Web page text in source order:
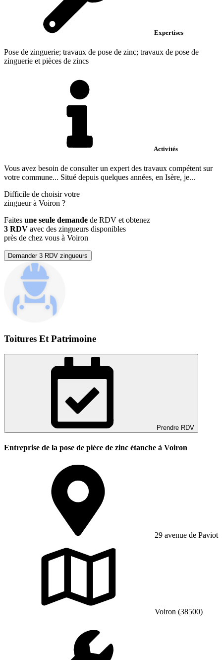
Expertises
Pose de zinguerie; travaux de pose de zinc; travaux de pose de
zinguerie et pièces de zincs
Activités
Vous avez besoin de consulter un expert des travaux compétent sur
votre commune... Situé depuis quelques années, en Isère, je...
Difficile de choisir votre
zingueur à Voiron ?
Faites une seule demande de RDV et obtenez
3 RDV avec des zingueurs disponibles
près de chez vous à Voiron
Demander 3 RDV zingueurs
Toitures Et Patrimoine
Prendre RDV
Entreprise de la pose de pièce de zinc étanche à Voiron
29 avenue de Paviot
Voiron (38500)